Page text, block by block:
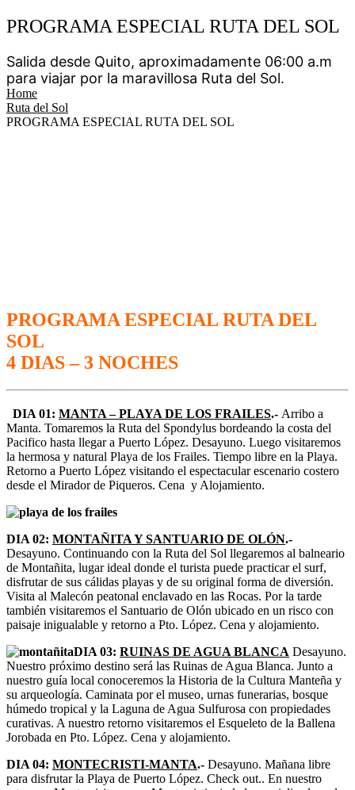
PROGRAMA ESPECIAL RUTA DEL SOL
Salida desde Quito, aproximadamente 06:00 a.m
para viajar por la maravillosa Ruta del Sol.
Home
Ruta del Sol
PROGRAMA ESPECIAL RUTA DEL SOL
PROGRAMA ESPECIAL RUTA DEL
SOL
4 DIAS – 3 NOCHES
DIA 01: MANTA – PLAYA DE LOS FRAILES.- Arribo a
Manta. Tomaremos la Ruta del Spondylus bordeando la costa del
Pacifico hasta llegar a Puerto López. Desayuno. Luego visitaremos
la hermosa y natural Playa de los Frailes. Tiempo libre en la Playa.
Retorno a Puerto López visitando el espectacular escenario costero
desde el Mirador de Piqueros. Cena y Alojamiento.
DIA 02: MONTAÑITA Y SANTUARIO DE OLÓN.-
Desayuno. Continuando con la Ruta del Sol llegaremos al balneario
de Montañita, lugar ideal donde el turista puede practicar el surf,
disfrutar de sus cálidas playas y de su original forma de diversión.
Visita al Malecón peatonal enclavado en las Rocas. Por la tarde
también visitaremos el Santuario de Olón ubicado en un risco con
paisaje inigualable y retorno a Pto. López. Cena y alojamiento.
DIA 03: RUINAS DE AGUA BLANCA Desayuno.
Nuestro próximo destino será las Ruinas de Agua Blanca. Junto a
nuestro guía local conoceremos la Historia de la Cultura Manteña y
su arqueología. Caminata por el museo, urnas funerarias, bosque
húmedo tropical y la Laguna de Agua Sulfurosa con propiedades
curativas. A nuestro retorno visitaremos el Esqueleto de la Ballena
Jorobada en Pto. López. Cena y alojamiento.
DIA 04: MONTECRISTI-MANTA.- Desayuno. Mañana libre
para disfrutar la Playa de Puerto López. Check out.. En nuestro